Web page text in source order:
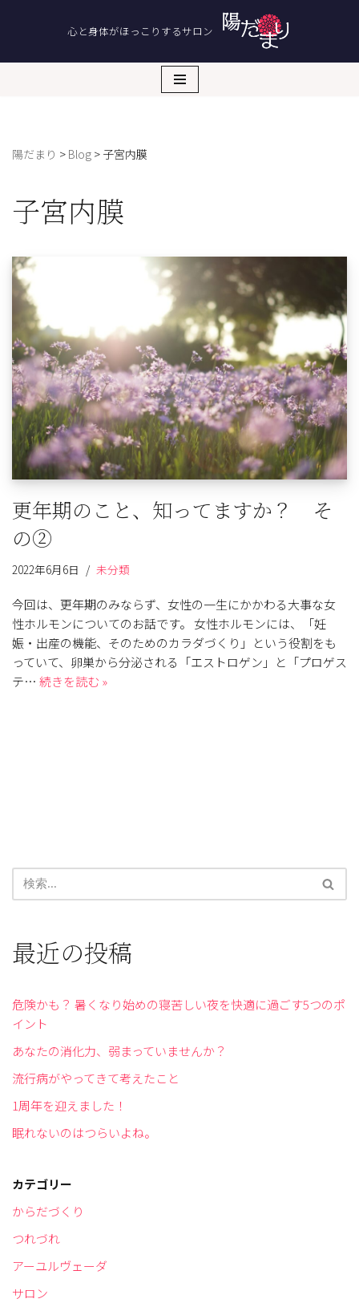
ン
ス
ッ
プ
心と身体がほっこりするサロン
陽だまり > Blog > 子宮内膜
子宮内膜
更年期のこと、知ってますか？ そ
の②
2022年6月6日 未分類
今回は、更年期のみならず、女性の一生にかかわる大事な女
性ホルモンについてのお話です。 女性ホルモンには、「妊
娠・出産の機能、そのためのカラダづくり」という役割をも
っていて、卵巣から分泌される「エストロゲン」と「プロゲス
テ… 続きを読む »
最近の投稿
危険かも？ 暑くなり始めの寝苦しい夜を快適に過ごす5つのポ
イント
あなたの消化力、弱まっていませんか？
流行病がやってきて考えたこと
1周年を迎えました！
眠れないのはつらいよね。
カテゴリー
からだづくり
つれづれ
アーユルヴェーダ
サロン